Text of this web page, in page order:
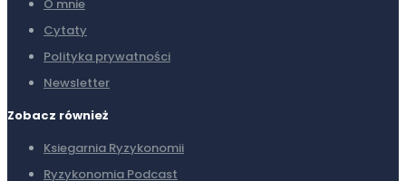
O mnie
Cytaty
Polityka prywatności
Newsletter
Zobacz również
Ksiegarnia Ryzykonomii
Ryzykonomia Podcast